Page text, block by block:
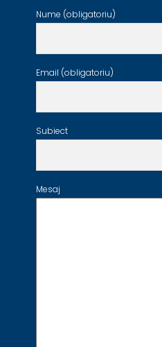
Nume (obligatoriu)
Email (obligatoriu)
Subiect
Mesaj